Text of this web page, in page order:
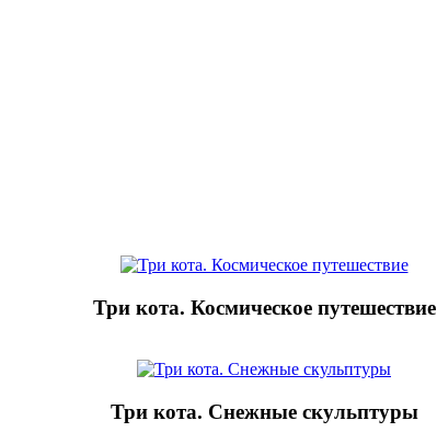
Три кота. Космическое путешествие
Три кота. Снежные скульптуры